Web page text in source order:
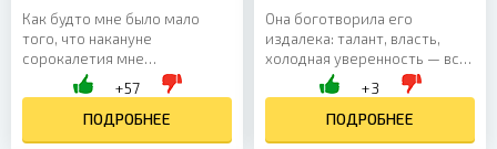
Как будто мне было мало
того, что накануне
сорокалетия мне
приостановили статус
«ведьмы», так судьба не
поскупилась на новые удары:
пришлось вкусить...
+57
ПОДРОБНЕЕ
Она боготворила его
издалека: талант, власть,
холодная уверенность — всё
в нём восхищало. Пока не
столкнулась с реальностью:
перед ней лишь очередной...
+3
ПОДРОБНЕЕ